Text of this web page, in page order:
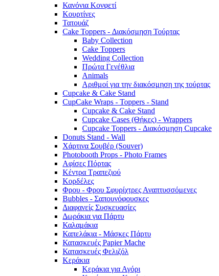
Κανόνια Κονφετί
Κουρτίνες
Τατουάζ
Cake Toppers - Διακόσμηση Τούρτας
Baby Collection
Cake Toppers
Wedding Collection
Πρώτα Γενέθλια
Animals
Αριθμοί για την διακόσμηση της τούρτας
Cupcake & Cake Stand
CupCake Wraps - Toppers - Stand
Cupcake & Cake Stand
Cupcake Cases (Θήκες) - Wrappers
Cupcake Toppers - Διακόσμηση Cupcake
Donuts Stand - Wall
Χάρτινα Σουβέρ (Souver)
Photobooth Props - Photo Frames
Αφίσες Πόρτας
Κέντρα Τραπεζιού
Κορδέλες
Φρου - Φρου Σφυρίχτρες Αναπτυσσόμενες
Bubbles - Σαπουνόφουσκες
Διαφανείς Συσκευασίες
Δωράκια για Πάρτυ
Καλαμάκια
Καπελάκια - Μάσκες Πάρτυ
Κατασκευές Papier Mache
Κατασκευές Φελιζόλ
Κεράκια
Κεράκια για Αγόρι